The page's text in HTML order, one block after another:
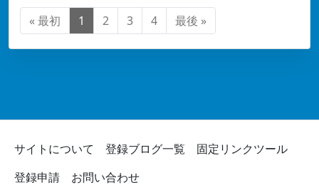
« 最初 1 2 3 4 最後 »
サイトについて 登録ブログ一覧
固定リンクツール
登録申請
お問い合わせ